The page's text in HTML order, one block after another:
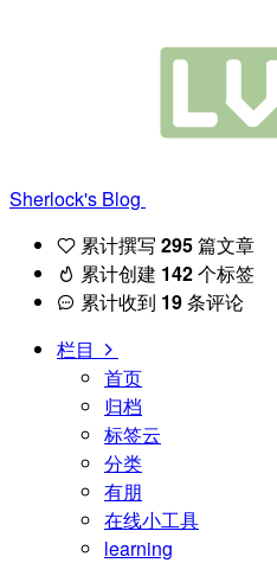
Sherlock's Blog
累计撰写 295篇文章
累计创建 142个标签
累计收到 19条评论
栏目
首页
归档
标签云
分类
有朋
在线小工具
learning